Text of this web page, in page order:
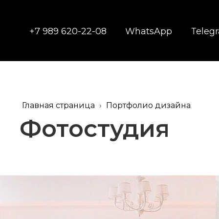
+7 989 620-22-08 WhatsApp
Главная страница › Портфолио дизайна
Фотостудия